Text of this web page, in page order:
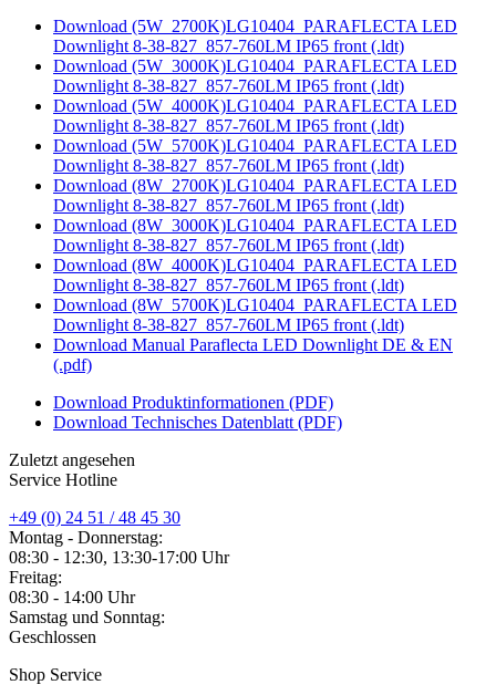
Download (5W_2700K)LG10404_PARAFLECTA LED
Downlight 8-38-827_857-760LM IP65 front (.ldt)
Download (5W_3000K)LG10404_PARAFLECTA LED
Downlight 8-38-827_857-760LM IP65 front (.ldt)
Download (5W_4000K)LG10404_PARAFLECTA LED
Downlight 8-38-827_857-760LM IP65 front (.ldt)
Download (5W_5700K)LG10404_PARAFLECTA LED
Downlight 8-38-827_857-760LM IP65 front (.ldt)
Download (8W_2700K)LG10404_PARAFLECTA LED
Downlight 8-38-827_857-760LM IP65 front (.ldt)
Download (8W_3000K)LG10404_PARAFLECTA LED
Downlight 8-38-827_857-760LM IP65 front (.ldt)
Download (8W_4000K)LG10404_PARAFLECTA LED
Downlight 8-38-827_857-760LM IP65 front (.ldt)
Download (8W_5700K)LG10404_PARAFLECTA LED
Downlight 8-38-827_857-760LM IP65 front (.ldt)
Download Manual Paraflecta LED Downlight DE & EN
(.pdf)
Download Produktinformationen (PDF)
Download Technisches Datenblatt (PDF)
Zuletzt angesehen
Service Hotline
+49 (0) 24 51 / 48 45 30
Montag - Donnerstag:
08:30 - 12:30, 13:30-17:00 Uhr
Freitag:
08:30 - 14:00 Uhr
Samstag und Sonntag:
Geschlossen
Shop Service